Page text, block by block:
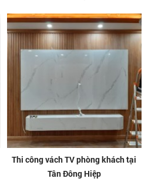
Thi công vách TV phòng khách tại
Tân Đông Hiệp